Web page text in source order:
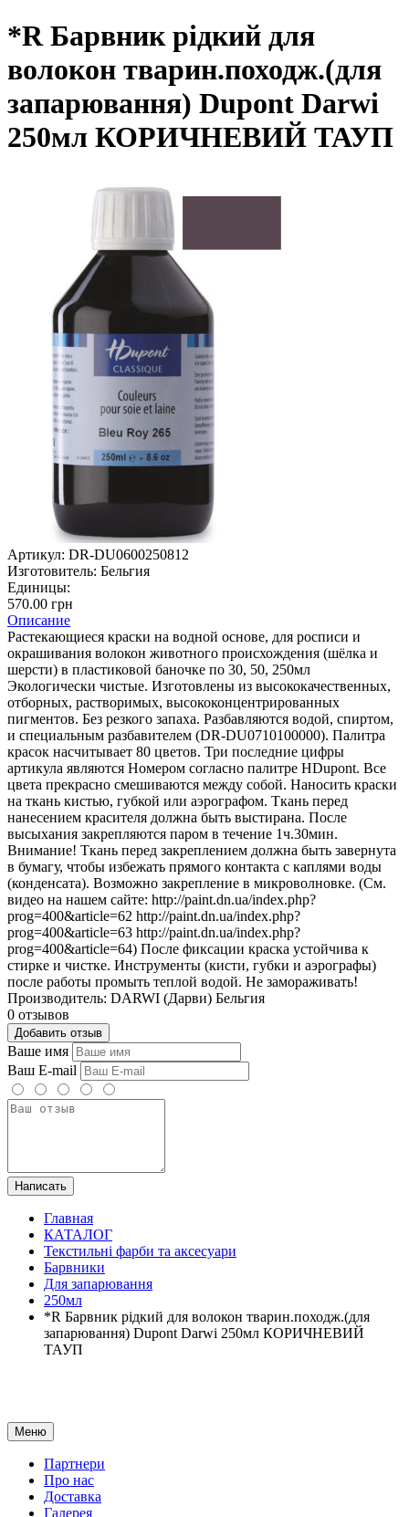
*R Барвник рідкий для
волокон тварин.походж.(для
запарювання) Dupont Darwi
250мл КОРИЧНЕВИЙ ТАУП
Артикул: DR-DU0600250812
Изготовитель: Бельгия
Единицы:
570.00 грн
Описание
Растекающиеся краски на водной основе, для росписи и
окрашивания волокон животного происхождения (шёлка и
шерсти) в пластиковой баночке по 30, 50, 250мл
Экологически чистые. Изготовлены из высококачественных,
отборных, растворимых, высококонцентрированных
пигментов. Без резкого запаха. Разбавляются водой, спиртом,
и специальным разбавителем (DR-DU0710100000). Палитра
красок насчитывает 80 цветов. Три последние цифры
артикула являются Номером согласно палитре HDupont. Все
цвета прекрасно смешиваются между собой. Наносить краски
на ткань кистью, губкой или аэрографом. Ткань перед
нанесением красителя должна быть выстирана. После
высыхания закрепляются паром в течение 1ч.30мин.
Внимание! Ткань перед закреплением должна быть завернута
в бумагу, чтобы избежать прямого контакта с каплями воды
(конденсата). Возможно закрепление в микроволновке. (См.
видео на нашем сайте: http://paint.dn.ua/index.php?
prog=400&article=62 http://paint.dn.ua/index.php?
prog=400&article=63 http://paint.dn.ua/index.php?
prog=400&article=64) После фиксации краска устойчива к
стирке и чистке. Инструменты (кисти, губки и аэрографы)
после работы промыть теплой водой. Не замораживать!
Производитель: DARWI (Дарви) Бельгия
0 отзывов
Добавить отзыв
Ваше имя
Ваш E-mail
Написать
Главная
КАТАЛОГ
Текстильні фарби та аксесуари
Барвники
Для запарювання
250мл
*R Барвник рідкий для волокон тварин.походж.(для
запарювання) Dupont Darwi 250мл КОРИЧНЕВИЙ
ТАУП
Меню
Партнери
Про нас
Доставка
Галерея